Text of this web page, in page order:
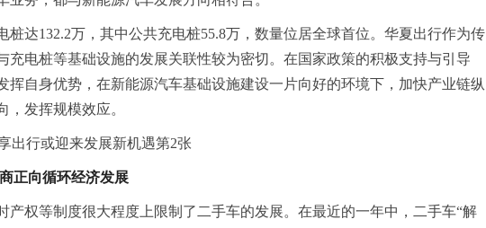
桩达132.2万，其中公共充电桩55.8万，数量位居全球首位。华夏出行作为传
充电桩等基础设施的发展关联性较为密切。在国家政策的积极支持与引导
挥自身优势，在新能源汽车基础设施建设一片向好的环境下，加快产业链纵
，发挥规模效应。
正向循环经济发展
产权等制度很大程度上限制了二手车的发展。在最近的一年中，二手车“解